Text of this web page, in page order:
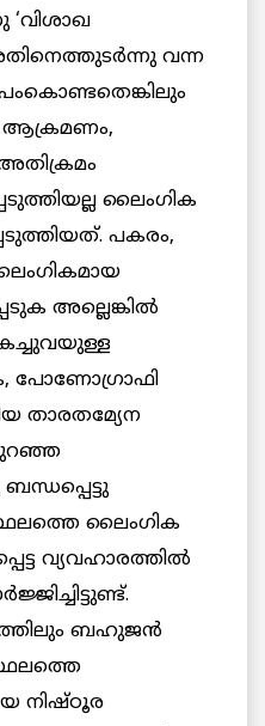
വന്ന
ആക്രമണം,
ലൈംഗിക
പകരം,
അല്ലെങ്കില്‍
പോണോഗ്രാഫി
താരതമ്യേന
ലൈംഗിക
വ്യവഹാരത്തില്‍
ബഹുജന്‍
നിഷ്ഠൂര